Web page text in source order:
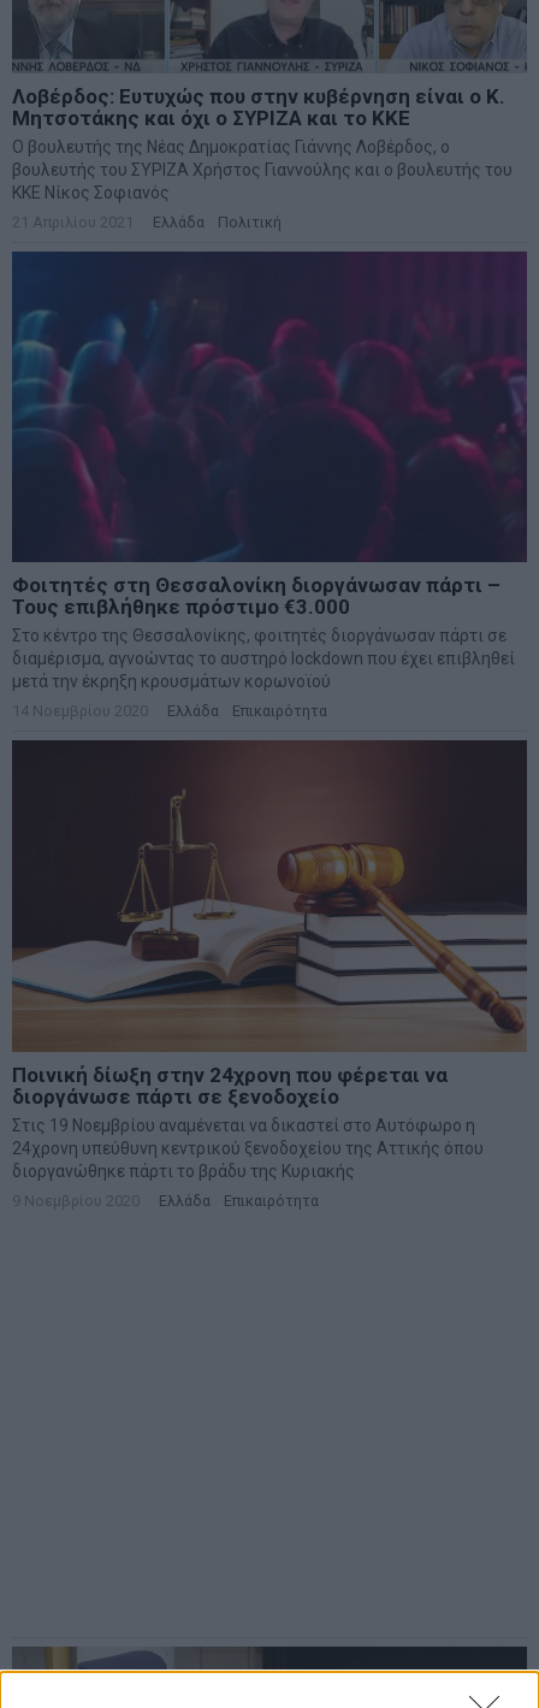
Λοβέρδος: Ευτυχώς που στην κυβέρνηση είναι ο Κ.
Μητσοτάκης και όχι ο ΣΥΡΙΖΑ και το ΚΚΕ
Ο βουλευτής της Νέας Δημοκρατίας Γιάννης Λοβέρδος, ο
βουλευτής του ΣΥΡΙΖΑ Χρήστος Γιαννούλης και ο βουλευτής του
ΚΚΕ Νίκος Σοφιανός
21 Απριλίου 2021 Ελλάδα Πολιτική
Φοιτητές στη Θεσσαλονίκη διοργάνωσαν πάρτι –
Τους επιβλήθηκε πρόστιμο €3.000
Στο κέντρο της Θεσσαλονίκης, φοιτητές διοργάνωσαν πάρτι σε
διαμέρισμα, αγνοώντας το αυστηρό lockdown που έχει επιβληθεί
μετά την έκρηξη κρουσμάτων κορωνοϊού
14 Νοεμβρίου 2020 Ελλάδα Επικαιρότητα
Ποινική δίωξη στην 24χρονη που φέρεται να
διοργάνωσε πάρτι σε ξενοδοχείο
Στις 19 Νοεμβρίου αναμένεται να δικαστεί στο Αυτόφωρο η
24χρονη υπεύθυνη κεντρικού ξενοδοχείου της Αττικής όπου
διοργανώθηκε πάρτι το βράδυ της Κυριακής
9 Νοεμβρίου 2020 Ελλάδα Επικαιρότητα